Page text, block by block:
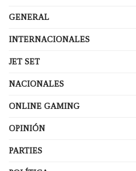
GENERAL
INTERNACIONALES
JET SET
NACIONALES
ONLINE GAMING
OPINIÓN
PARTIES